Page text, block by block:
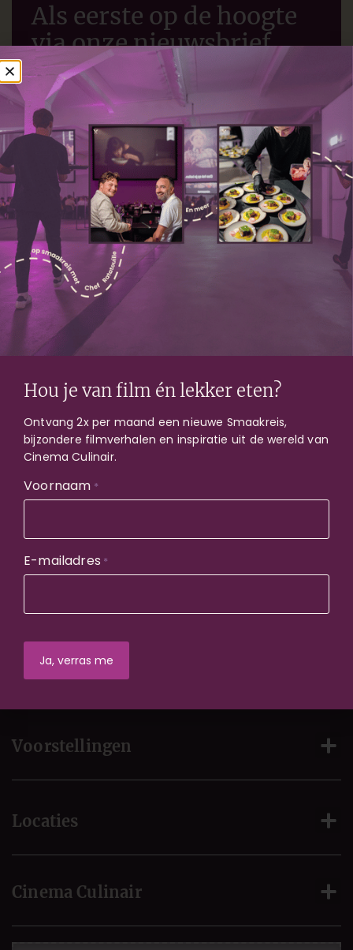
Als eerste op de hoogte
via onze nieuwsbrief
Mis niets van Cinema Culinair en meld je nu aan
voor onze nieuwsbrief. Ontdek als eerste onze
allernieuwste films.
Voornaam*
E-mailadres*
Akkoord
*
Door dit formulier in te vullen, ga je akkoord met
privacybeleid
Contact
Voorstellingen
Locaties
Cinema Culinair
Hou je van film én lekker eten?
Ontvang 2x per maand een nieuwe Smaakreis,
bijzondere filmverhalen en inspiratie uit de wereld van
Cinema Culinair.
Voornaam *
E-mailadres *